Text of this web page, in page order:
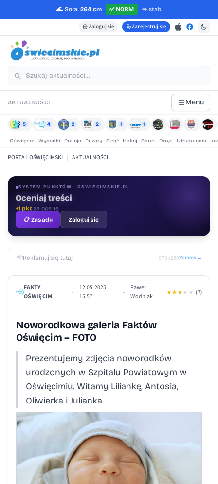
🌊 Soła: 264 cm ✅NORM ➡️ stab.
Zaloguj się Zarejestruj się
AKTUALNOŚCI Menu
5 4 2 2 1 1
Oświęcim Wypadki Policja Pożary Straż Hokej Sport Drogi Utrudnienia
PORTAL OŚWIĘCIMSKI | AKTUALNOŚCI
SYSTEM PUNKTÓW · OSWIECIMSKIE.PL
Oceniaj treści
+1 pktza ocenę
📋 Zasady
Zaloguj się
📢Reklamuj się tutaj 970×250Zamów →
FAKTY
OŚWIĘCIM
•
12.05.2025
15:57
•
Paweł
Wodniak
★★★ ★ ★ (7)
Noworodkowa galeria Faktów
Oświęcim – FOTO
Prezentujemy zdjęcia noworodków
urodzonych w Szpitalu Powiatowym w
Oświęcimiu. Witamy Liliankę, Antosia,
Oliwierka i Julianka.